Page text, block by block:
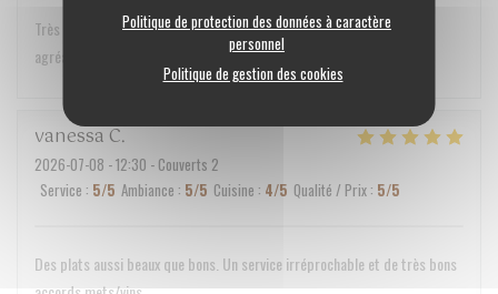
Politique de protection des données à caractère
personnel
Politique de gestion des cookies
Très belle expérience culinaire. Le service est très discret et très
agréable.
vanessa C
2026-07-08 - 12:30 - Couverts 2
Service : 5/5 Ambiance : 5/5 Cuisine : 4/5 Qualité / Prix : 5/5
Des plats aussi beaux que bons. Un service irréprochable et de très bons